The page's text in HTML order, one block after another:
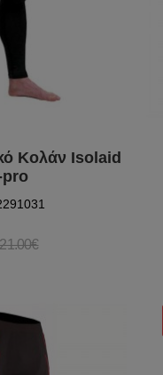
Κολάν Isolaid
pro
21.00€